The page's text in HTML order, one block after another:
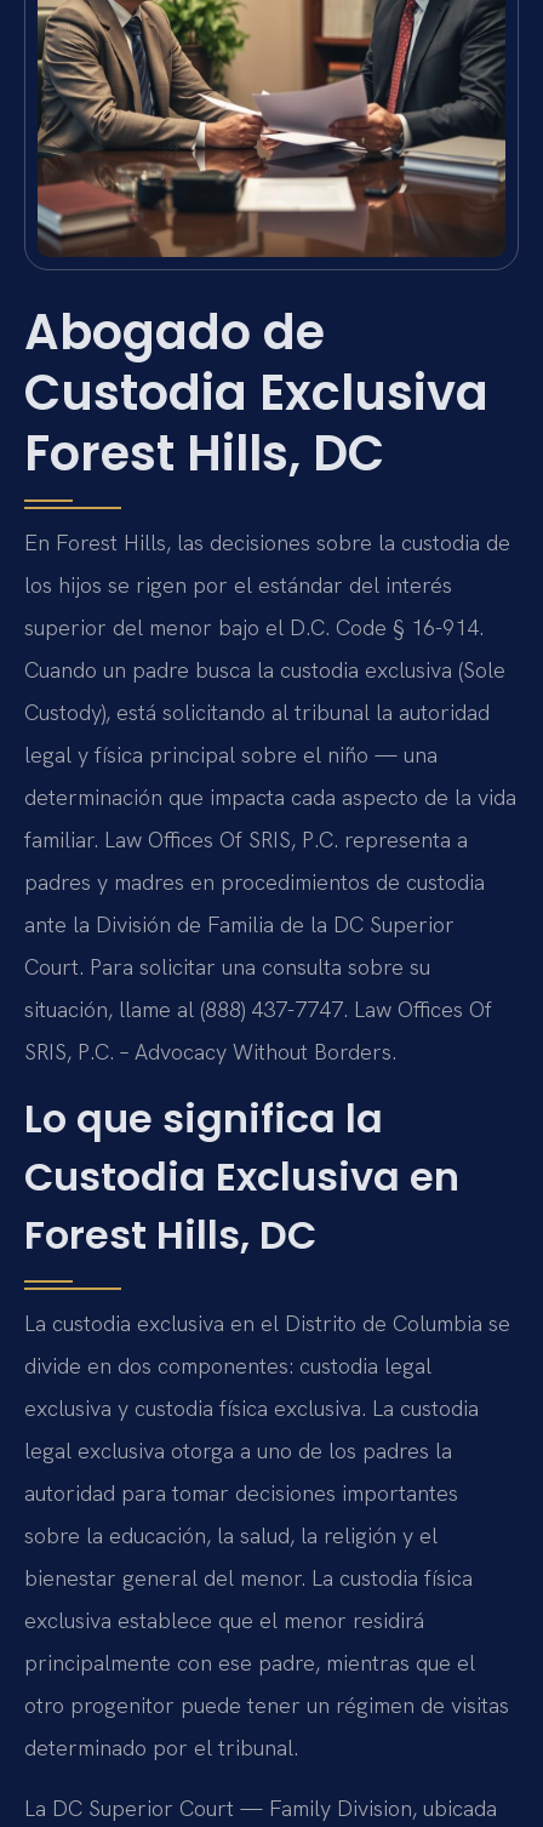
Abogado de
Custodia Exclusiva
Forest Hills, DC
En Forest Hills, las decisiones sobre la custodia de
los hijos se rigen por el estándar del interés
superior del menor bajo el D.C. Code § 16-914.
Cuando un padre busca la custodia exclusiva (Sole
Custody), está solicitando al tribunal la autoridad
legal y física principal sobre el niño — una
determinación que impacta cada aspecto de la vida
familiar. Law Offices Of SRIS, P.C. representa a
padres y madres en procedimientos de custodia
ante la División de Familia de la DC Superior
Court. Para solicitar una consulta sobre su
situación, llame al (888) 437-7747. Law Offices Of
SRIS, P.C. – Advocacy Without Borders.
Lo que significa la
Custodia Exclusiva en
Forest Hills, DC
La custodia exclusiva en el Distrito de Columbia se
divide en dos componentes: custodia legal
exclusiva y custodia física exclusiva. La custodia
legal exclusiva otorga a uno de los padres la
autoridad para tomar decisiones importantes
sobre la educación, la salud, la religión y el
bienestar general del menor. La custodia física
exclusiva establece que el menor residirá
principalmente con ese padre, mientras que el
otro progenitor puede tener un régimen de visitas
determinado por el tribunal.
La DC Superior Court — Family Division, ubicada